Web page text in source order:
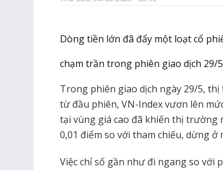
Dòng tiền lớn đã đẩy một loạt cổ
chạm trần trong phiên giao dịch 29/
Trong phiên giao dịch ngày 29/5,
từ đầu phiên, VN-Index vươn lên
tại vùng giá cao đã khiến thị trường
0,01 điểm so với tham chiếu, dừng ở
Việc chỉ số gần như đi ngang so với